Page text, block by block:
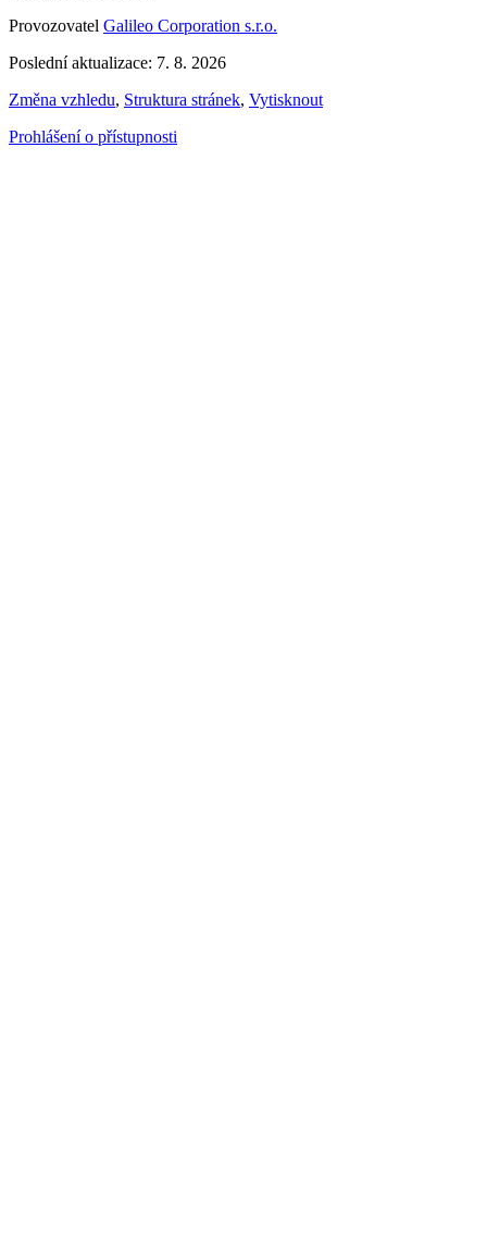
Provozovatel Galileo Corporation s.r.o.
Poslední aktualizace: 7. 8. 2026
Změna vzhledu, Struktura stránek, Vytisknout
Prohlášení o přístupnosti